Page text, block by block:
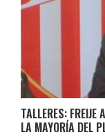
TALLERES: FREIJE
LA MAYORÍA DEL